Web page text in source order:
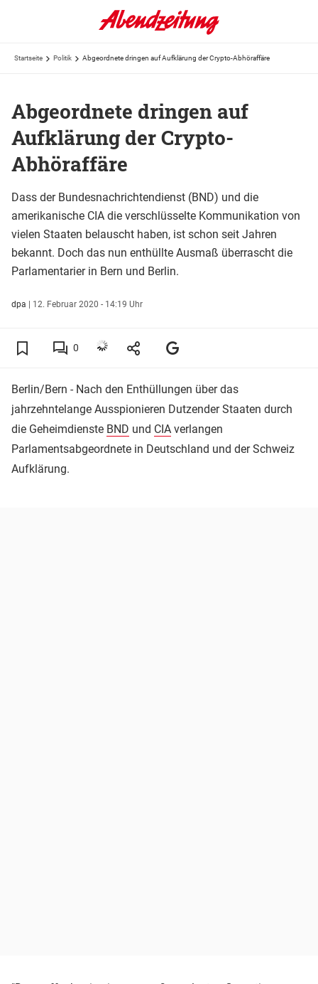
Startseite Politik Abgeordnete dringen auf Aufklärung der Crypto-Abhöraffäre
Abgeordnete dringen auf
Aufklärung der Crypto-
Abhöraffäre
Dass der Bundesnachrichtendienst (BND) und die
amerikanische CIA die verschlüsselte Kommunikation von
vielen Staaten belauscht haben, ist schon seit Jahren
bekannt. Doch das nun enthüllte Ausmaß überrascht die
Parlamentarier in Bern und Berlin.
dpa | 12. Februar 2020 - 14:19 Uhr
0
Berlin/Bern - Nach den Enthüllungen über das
jahrzehntelange Ausspionieren Dutzender Staaten durch
die Geheimdienste BND und CIA verlangen
Parlamentsabgeordnete in Deutschland und der Schweiz
Aufklärung.